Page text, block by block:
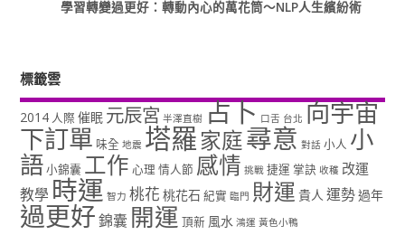
學習轉變過更好：轉動內心的萬花筒～NLP人生繽紛術
標籤雲
2014 人際 催眠 元辰宮 半澤直樹 占卜 口舌 台北 向宇宙
下訂單 味全 地震 塔羅家庭尋意 對話 小人 小
語小錦囊 工作 心理 情人節 感情 挑戰 捷運 掌訣 收穫 改運
教學 時運 智力 桃花 桃花石 紀實 臨門 財運 貴人 運勢過年
過更好錦囊 開運 頂新 風水 鴻運 黃色小鴨